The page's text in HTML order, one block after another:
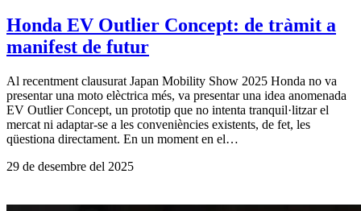
Honda EV Outlier Concept: de tràmit a
manifest de futur
Al recentment clausurat Japan Mobility Show 2025 Honda no va
presentar una moto elèctrica més, va presentar una idea anomenada
EV Outlier Concept, un prototip que no intenta tranquil·litzar el
mercat ni adaptar-se a les conveniències existents, de fet, les
qüestiona directament. En un moment en el…
29 de desembre del 2025